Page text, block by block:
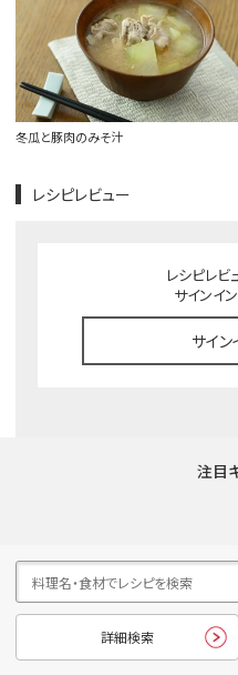
冬瓜と豚肉のみそ汁
レシピレビュー
レシピレビ
サインイ
サイ
注目
詳細検索